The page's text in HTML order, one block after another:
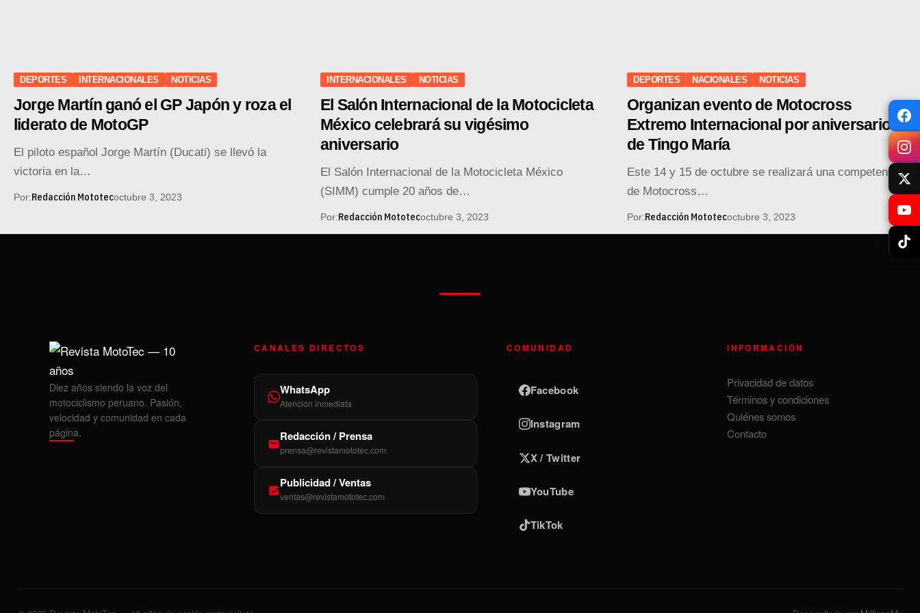
DEPORTES INTERNACIONALES NOTICIAS
Jorge Martín ganó el GP Japón y roza el
liderato de MotoGP
El piloto español Jorge Martín (Ducati) se llevó la
victoria en la…
Por:Redacción Mototecoctubre 3, 2023
INTERNACIONALES NOTICIAS
El Salón Internacional de la Motocicleta
México celebrará su vigésimo
aniversario
El Salón Internacional de la Motocicleta México
(SIMM) cumple 20 años de…
Por:Redacción Mototecoctubre 3, 2023
DEPORTES NACIONALES NOTICIAS
Organizan evento de Motocross
Extremo Internacional por aniversario
de Tingo María
Este 14 y 15 de octubre se realizará una competencia
de Motocross…
Por:Redacción Mototecoctubre 3, 2023
Diez años siendo la voz del
motociclismo peruano. Pasión,
velocidad y comunidad en cada
página.
CANALES DIRECTOS
WhatsApp
Atención inmediata
Redacción / Prensa
prensa@revistamototec.com
Publicidad / Ventas
ventas@revistamototec.com
COMUNIDAD
Facebook
Instagram
X / Twitter
YouTube
TikTok
INFORMACIÓN
Privacidad de datos
Términos y condiciones
Quiénes somos
Contacto